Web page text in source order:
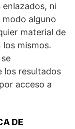
ni
alguno
material de
mismos.
los resultados
acceso a
DE